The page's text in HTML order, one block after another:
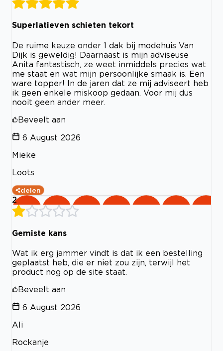
Superlatieven schieten tekort
De ruime keuze onder 1 dak bij modehuis Van
Dijk is geweldig! Daarnaast is mijn adviseuse
Anita fantastisch, ze weet inmiddels precies wat
me staat en wat mijn persoonlijke smaak is. Een
ware topper! In de jaren dat ze mij adviseert heb
ik geen enkele miskoop gedaan. Voor mij dus
nooit geen ander meer.
Beveelt aan
6 August 2026
Mieke
Loots
delen
2
Gemiste kans
Wat ik erg jammer vindt is dat ik een bestelling
geplaatst heb, die er niet zou zijn, terwijl het
product nog op de site staat.
Beveelt aan
6 August 2026
Ali
Rockanje